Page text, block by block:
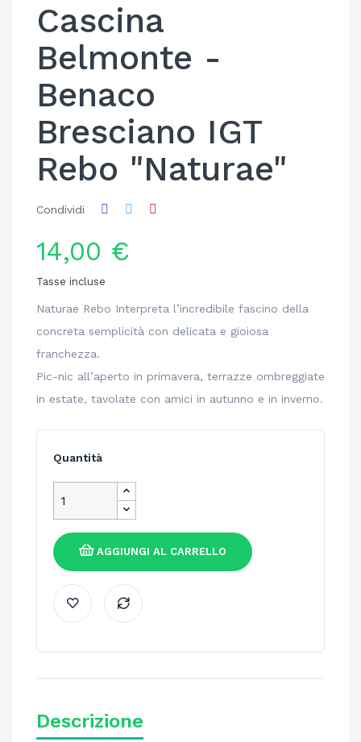
Cascina
Belmonte -
Benaco
Bresciano IGT
Rebo "Naturae"
Condividi
14,00 €
Tasse incluse
Naturae Rebo Interpreta l’incredibile fascino della
concreta semplicità con delicata e gioiosa
franchezza.
Pic-nic all’aperto in primavera, terrazze ombreggiate
in estate, tavolate con amici in autunno e in inverno.
Quantità
AGGIUNGI AL CARRELLO
Descrizione